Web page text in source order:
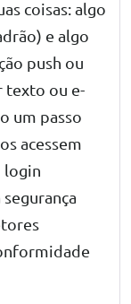
coisas: algo
e algo
push ou
texto ou e-
um passo
acessem
login